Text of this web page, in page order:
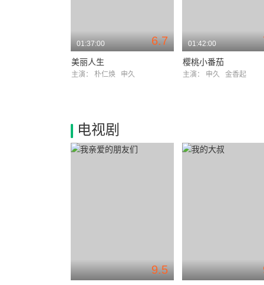
6.7
01:37:00
美丽人生
主演： 朴仁焕 申久
01:42:00
樱桃小番茄
主演： 申久 金香起
电视剧
9.5